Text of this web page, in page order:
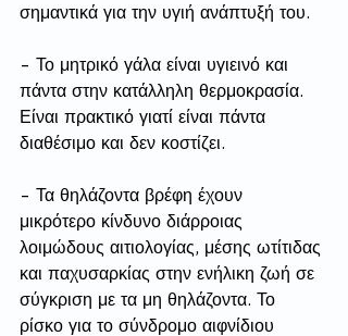
σημαντικά για την υγιή ανάπτυξή του.
- Το μητρικό γάλα είναι υγιεινό και
πάντα στην κατάλληλη θερμοκρασία.
Είναι πρακτικό γιατί είναι πάντα
διαθέσιμο και δεν κοστίζει.
- Τα θηλάζοντα βρέφη έχουν
μικρότερο κίνδυνο διάρροιας
λοιμώδους αιτιολογίας, μέσης ωτίτιδας
και παχυσαρκίας στην ενήλικη ζωή σε
σύγκριση με τα μη θηλάζοντα. Το
ρίσκο για το σύνδρομο αιφνίδιου